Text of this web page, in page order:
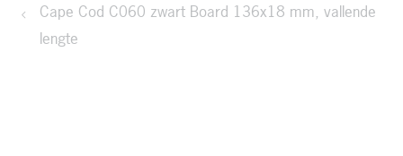
Cape Cod C060 zwart Board 136x18 mm, vallende
lengte